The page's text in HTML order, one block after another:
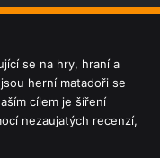
se na hry, hraní a
herní matadoři se
cílem je šíření
nezaujatých recenzí,